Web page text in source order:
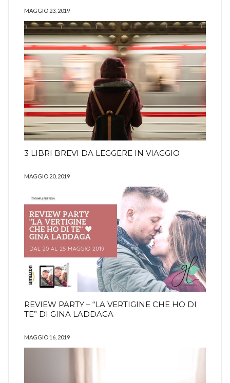
MAGGIO 23, 2019
3 LIBRI BREVI DA LEGGERE IN VIAGGIO
MAGGIO 20, 2019
REVIEW PARTY – “LA VERTIGINE CHE HO DI
TE” DI GINA LADDAGA
MAGGIO 16, 2019